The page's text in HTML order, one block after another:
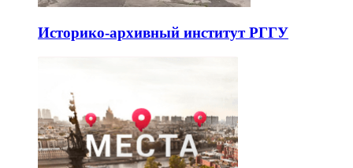
Историко-архивный институт РГГУ